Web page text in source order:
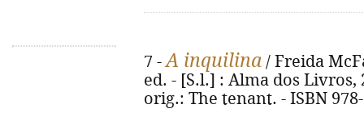
7 -A inquilina / Freida
ed. - [S.l.] : Alma dos Livros,
orig.: The tenant. - ISBN